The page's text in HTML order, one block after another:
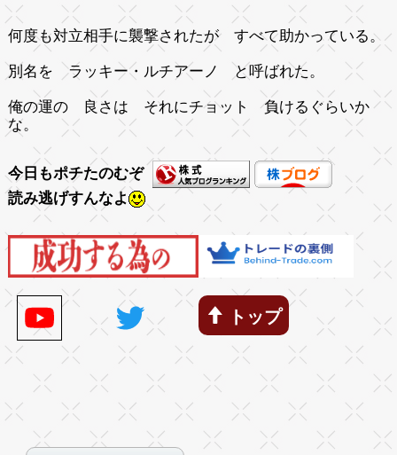
何度も対立相手に襲撃されたが すべて助かっている。
別名を ラッキー・ルチアーノ と呼ばれた。
俺の運の 良さは それにチョット 負けるぐらいか
な。
今日もポチたのむぞ
読み逃げすんなよ
トップ